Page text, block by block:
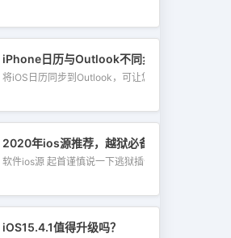
iPad上工作
iPhone日历与Outlook不同步？在这里＆＃
将iOS日历同步到Outlook，可让您快速查...
2020年ios源推荐，越狱必备
软件ios源 起首谨慎说一下逃狱插件的软...
良
iOS15.4.1值得升级吗？